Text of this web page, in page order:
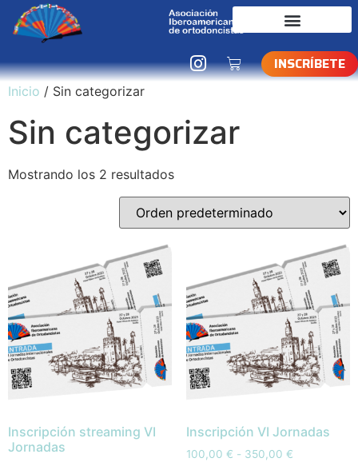
INSCRÍBETE
Inicio / Sin categorizar
Sin categorizar
Mostrando los 2 resultados
Inscripción streaming VI
Jornadas
Inscripción VI Jornadas
100,00 € - 350,00 €